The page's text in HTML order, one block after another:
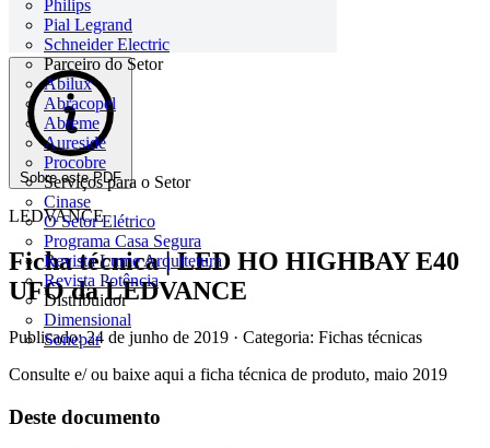
Philips
Pial Legrand
Schneider Electric
Parceiro do Setor
Abilux
Abracopel
Abreme
Aureside
Procobre
Serviços para o Setor
Cinase
O Setor Elétrico
Programa Casa Segura
Revista Lume Arquitetura
Revista Potência
Distribuidor
Dimensional
Sonepar
Sobre este PDF
LEDVANCE
Ficha técnica | LED HO HIGHBAY E40
UFO da LEDVANCE
Publicado: 24 de junho de 2019 · Categoria: Fichas técnicas
Consulte e/ ou baixe aqui a ficha técnica de produto, maio 2019
Deste documento